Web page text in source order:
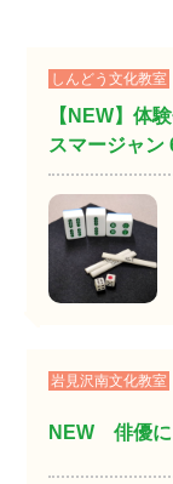
しんどう文化教室
【NEW】体
スマージャン
岩見沢南文化教室
NEW 俳優に